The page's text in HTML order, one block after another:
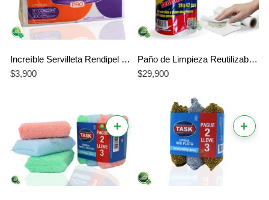
Increíble Servilleta Rendipel Económica – La Mejor Servilleta de 300 Unidades
$3,900
Paño de Limpieza Reutilizable Wipers 80 Hojas 28 x 42 cm. Jaz Plasticos
$29,900
+ +